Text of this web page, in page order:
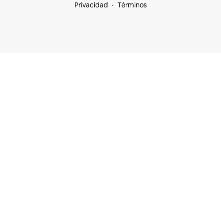
Privacidad
Términos